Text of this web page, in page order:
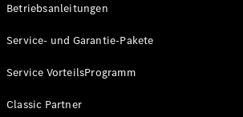
Standortsuche
Events &
Betriebsanleitungen
Service- und Garantie-Pakete
Service VorteilsProgramm
Classic Partner